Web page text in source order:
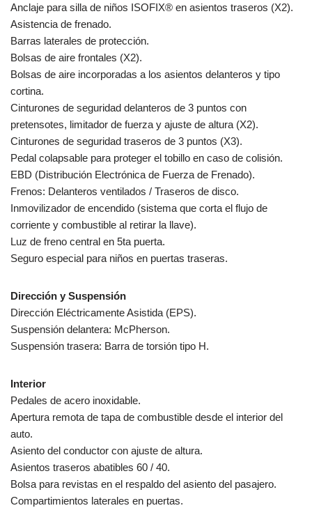
Anclaje para silla de niños ISOFIX® en asientos traseros (X2).
Asistencia de frenado.
Barras laterales de protección.
Bolsas de aire frontales (X2).
Bolsas de aire incorporadas a los asientos delanteros y tipo
cortina.
Cinturones de seguridad delanteros de 3 puntos con
pretensotes, limitador de fuerza y ajuste de altura (X2).
Cinturones de seguridad traseros de 3 puntos (X3).
Pedal colapsable para proteger el tobillo en caso de colisión.
EBD (Distribución Electrónica de Fuerza de Frenado).
Frenos: Delanteros ventilados / Traseros de disco.
Inmovilizador de encendido (sistema que corta el flujo de
corriente y combustible al retirar la llave).
Luz de freno central en 5ta puerta.
Seguro especial para niños en puertas traseras.
Dirección y Suspensión
Dirección Eléctricamente Asistida (EPS).
Suspensión delantera: McPherson.
Suspensión trasera: Barra de torsión tipo H.
Interior
Pedales de acero inoxidable.
Apertura remota de tapa de combustible desde el interior del
auto.
Asiento del conductor con ajuste de altura.
Asientos traseros abatibles 60 / 40.
Bolsa para revistas en el respaldo del asiento del pasajero.
Compartimientos laterales en puertas.